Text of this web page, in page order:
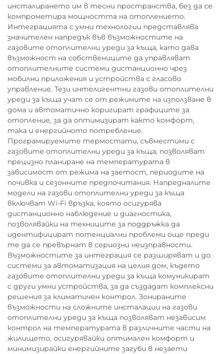
инсталирането им в тесни пространства, без да се
компрометира мощността на отоплението.
Интеграцията с умни технологии представлява
значителен напредък във възможностите на
газовите отоплителни уреди за къща, като дава
възможност на собствениците да управляват
отоплителните системи дистанционно чрез
мобилни приложения и устройства с гласово
управление. Тези интелигентни газови отоплителни
уреди за къща учат се от режимите на използване в
дома и автоматично коригират графиците за
отопление, за да оптимизират както комфорт,
така и енергийното потребление.
Програмируемите термостати, съвместими с
газовите отоплителни уреди за къща, позволяват
прецизно планиране на температурата в
зависимост от режима на заетост, периодите на
почивка и сезонните предпочитания. Напредналите
модели на газови отоплителни уреди за къща
включват Wi-Fi връзка, която осигурява
дистанционно наблюдение и диагностика,
позволявайки на техниците за поддръжка да
идентифицират потенциални проблеми още преди
те да се превърнат в сериозни неизправности.
Възможностите за интеграция се разширяват и до
системи за автоматизация на целия дом, където
газовите отоплителни уреди за къща комуникират
с други умни устройства, за да създадат комплексни
решения за климатичен контрол. Зонираните
възможности на сложните инсталации на газови
отоплителни уреди за къща позволяват независим
контрол на температурата в различните части на
жилището, осигурявайки оптимален комфорт и
минимизирайки енергийните загуби в незаети